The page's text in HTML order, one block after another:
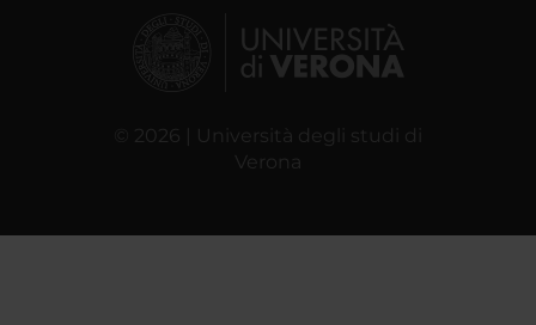
© 2026 | Università degli studi di
Verona